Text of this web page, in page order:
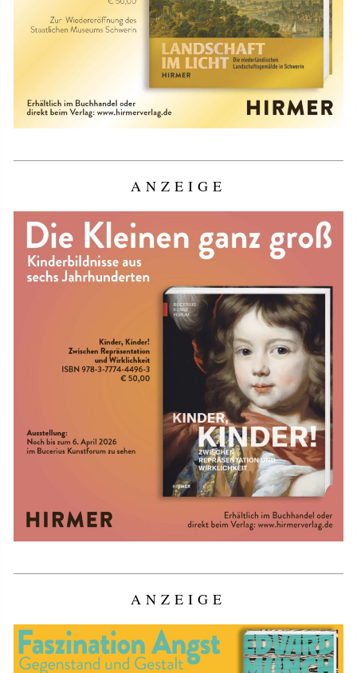
ANZEIGE
ANZEIGE